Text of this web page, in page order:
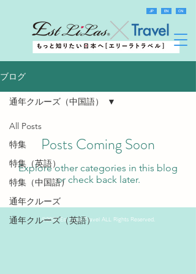
JP EN CN
ブログ
All Posts
特集
特集（英語）
特集（中国語）
通年クルーズ
通年クルーズ（英語）
通年クルーズ（中国語）
Posts Coming Soon
Explore other categories in this blog
or check back later.
©2024 Est LiLas Travel ALL Rights Reserved.